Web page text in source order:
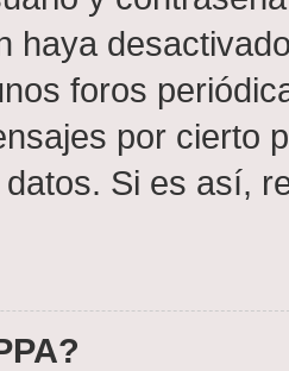
haya
foros
por cierto
Si es así,